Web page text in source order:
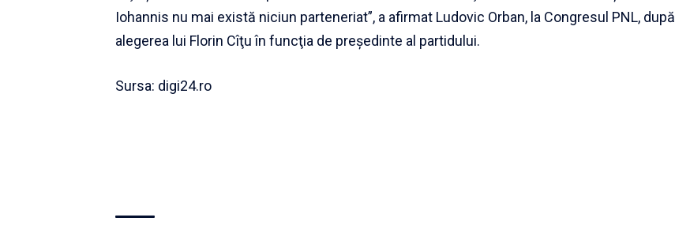
Iohannis nu mai există niciun parteneriat”, a afirmat Ludovic Orban, la Congresul PNL, după
alegerea lui Florin Cîţu în funcţia de preşedinte al partidului.
Sursa: digi24.ro